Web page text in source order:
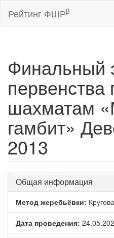
Рейтинг ФШРβ
Финальный
первенства
шахматам
гамбит»
2013
Общая информация
Метод жеребьёвки:
Дата проведения: